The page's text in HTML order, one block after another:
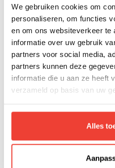
We gebruiken cookies om
personaliseren, om functies
en om ons websiteverkeer te
informatie over uw gebruik
partners voor social media,
partners kunnen deze
informatie die u aan ze heeft
verzameld op basis van uw
Alles
budget en
Projectmanagement
van methodologieën,
om projecten te
voeren en te beheren,
stakeholders te
Het doel van
manier uit te voeren
van de gewenste
bereiken van de